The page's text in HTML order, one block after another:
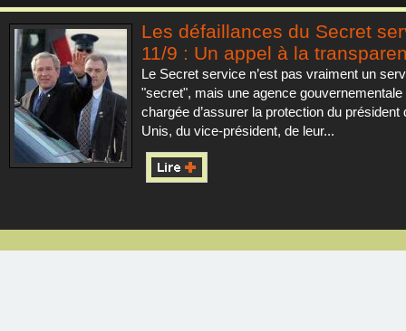
Les défaillances du Secret
11/9 : Un appel à la
Le Secret service n’est pas vraiment un
"secret", mais une agence
chargée d’assurer la protection du président
Unis, du vice-président, de leur...